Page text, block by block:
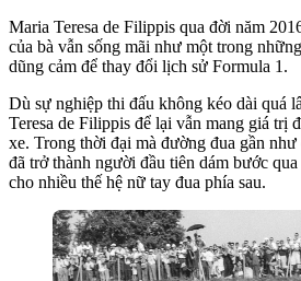
Maria Teresa de Filippis qua đời năm
của bà vẫn sống mãi như một trong
dũng cảm để thay đổi lịch sử Formula 1.
Dù sự nghiệp thi đấu không kéo dài quá
Teresa de Filippis để lại vẫn mang giá trị
xe. Trong thời đại mà đường đua gần
đã trở thành người đầu tiên dám bước
cho nhiều thế hệ nữ tay đua phía sau.